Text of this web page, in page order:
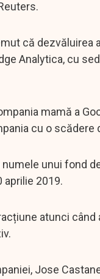
că
Analytica, cu
mamă a
cu o scădere
unui fond
aprilie 2019.
atunci
Jose